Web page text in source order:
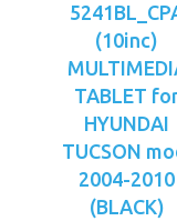
(10inc)
TABLET
HYUNDAI
TUCSON
2004-2010
(BLACK)